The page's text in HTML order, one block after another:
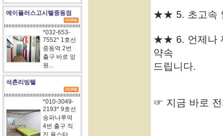
에이플러스고시텔중동점
*032-653-
7552* 1호선
중동역 2번
출구 바로 앞
원...
석촌리빙텔
*010-3049-
2193* 9호선
송파나루역
4번 출구 직
진 올스타
★★ 5. 초고속
★★ 6. 언제나
약속
드립니다.
☞ 지금 바로